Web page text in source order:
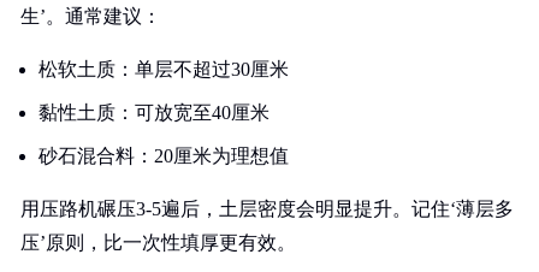
生’。通常建议：
松软土质：单层不超过30厘米
黏性土质：可放宽至40厘米
砂石混合料：20厘米为理想值
用压路机碾压3-5遍后，土层密度会明显提升。记住‘薄层多
压’原则，比一次性填厚更有效。